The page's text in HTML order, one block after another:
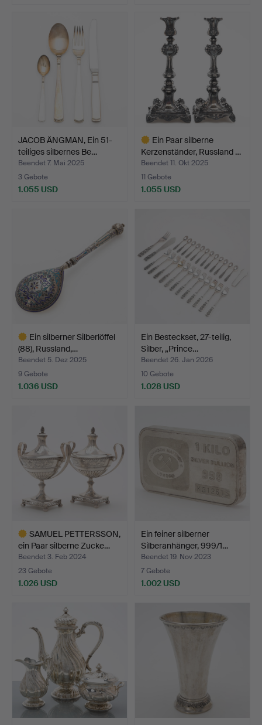
JACOB ÄNGMAN, Ein 51-
teiliges silbernes Be…
Beendet 7. Mai 2025
3 Gebote
1.055 USD
Ein Paar silberne
Kerzenständer, Russland …
Beendet 11. Okt 2025
11 Gebote
1.055 USD
Ein silberner Silberlöffel
(88), Russland,…
Beendet 5. Dez 2025
9 Gebote
1.036 USD
Ein Besteckset, 27-teilig,
Silber, „Prince…
Beendet 26. Jan 2026
10 Gebote
1.028 USD
SAMUEL PETTERSSON,
ein Paar silberne Zucke…
Beendet 3. Feb 2024
23 Gebote
1.026 USD
Ein feiner silberner
Silberanhänger, 999/1…
Beendet 19. Nov 2023
7 Gebote
1.002 USD